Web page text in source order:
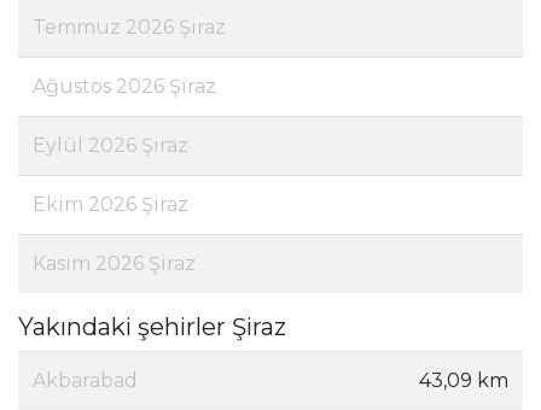
Temmuz 2026 Şiraz
Ağustos 2026 Şiraz
Eylül 2026 Şiraz
Ekim 2026 Şiraz
Kasım 2026 Şiraz
Yakındaki şehirler Şiraz
Akbarabad 43,09 km